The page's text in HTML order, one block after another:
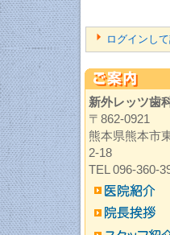
ログインし
新外レッツ歯
〒862-0921
熊本県熊本市
2-18
TEL 096-360-